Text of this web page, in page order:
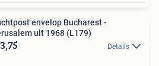
envelop Bucharest -
uit 1968 (L179)
Details